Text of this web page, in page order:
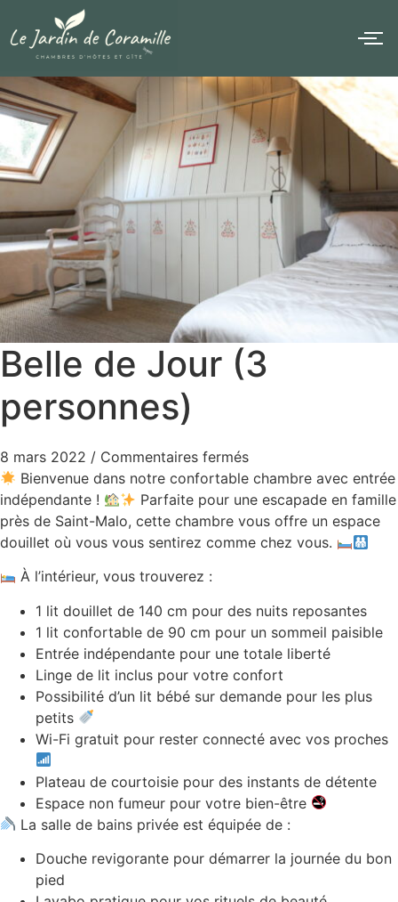
Belle de Jour (3
personnes)
8 mars 2022 / Commentaires fermés
Bienvenue dans notre confortable chambre avec entrée
indépendante !
Parfaite pour une escapade en famille
près de Saint-Malo, cette chambre vous offre un espace
douillet où vous vous sentirez comme chez vous.
À l’intérieur, vous trouverez :
1 lit douillet de 140 cm pour des nuits reposantes
1 lit confortable de 90 cm pour un sommeil paisible
Entrée indépendante pour une totale liberté
Linge de lit inclus pour votre confort
Possibilité d’un lit bébé sur demande pour les plus
petits
Wi-Fi gratuit pour rester connecté avec vos proches
Plateau de courtoisie pour des instants de détente
Espace non fumeur pour votre bien-être
La salle de bains privée est équipée de :
Douche revigorante pour démarrer la journée du bon
pied